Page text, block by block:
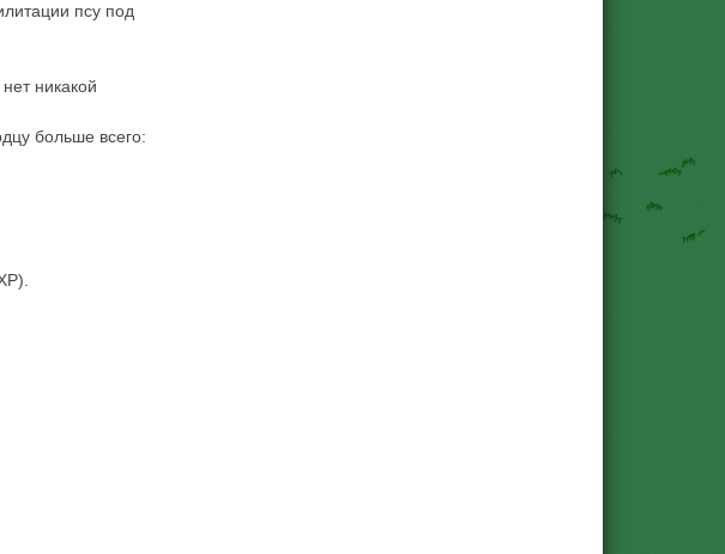
псу под
никакой
больше всего: